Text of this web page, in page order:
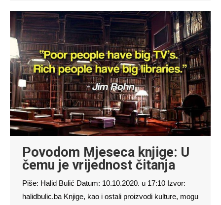
Povodom Mjeseca knjige: U
čemu je vrijednost čitanja
Piše: Halid Bulić Datum: 10.10.2020. u 17:10 Izvor:
halidbulic.ba Knjige, kao i ostali proizvodi kulture, mogu